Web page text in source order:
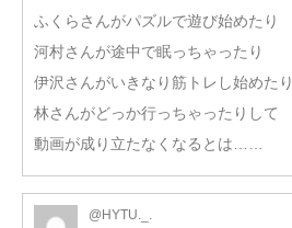
ふくらさんがパズルで遊び始めたり
河村さんが途中で眠っちゃったり
伊沢さんがいきなり筋トレし始めたり
林さんがどっか行っちゃったりして
動画が成り立たなくなるとは……
@HYTU._.